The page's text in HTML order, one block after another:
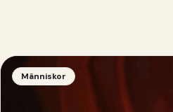
Människor